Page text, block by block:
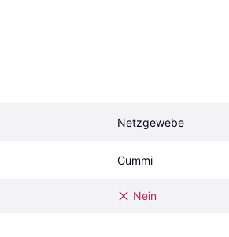
Netzgewebe
Gummi
Nein